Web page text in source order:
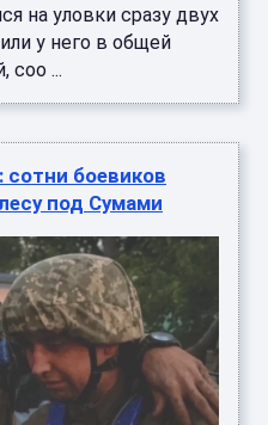
на уловки сразу двух
у него в общей
соо ...
боевиков
под Сумами